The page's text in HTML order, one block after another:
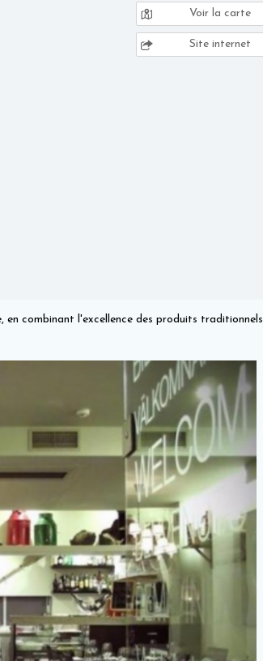
Voir la carte
Site internet
en combinant l'excellence des produits traditionnels